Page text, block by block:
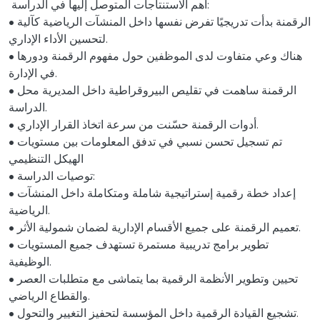
• الرقمنة بدأت تدريجيًا تفرض نفسها داخل المنشآت الرياضية كآلية
لتحسين الأداء الإداري.
• هناك وعي متفاوت لدى الموظفين حول مفهوم الرقمنة ودورها
في الإدارة.
• الرقمنة ساهمت في تقليص البيروقراطية داخل المديرية محل
الدراسة.
• أدوات الرقمنة حسّنت من سرعة اتخاذ القرار الإداري.
• تم تسجيل تحسن نسبي في تدفق المعلومات بين مستويات
الهيكل التنظيمي
• توصيات الدراسة:
• إعداد خطة رقمية إستراتيجية شاملة ومتكاملة داخل المنشآت
الرياضية.
• تعميم الرقمنة على جميع الأقسام الإدارية لضمان شمولية الأثر.
• تطوير برامج تدريبية مستمرة تستهدف جميع المستويات
الوظيفية.
• تحيين وتطوير الأنظمة الرقمية بما يتماشى مع متطلبات العصر
والقطاع الرياضي.
• تشجيع القيادة الرقمية داخل المؤسسة لتحفيز التغيير والتحول.